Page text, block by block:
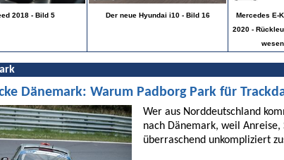
2018 - Bild 5 Der neue Hyundai i10 - Bild 16
Mercedes E-
2020 -
Dänemark: Warum Padborg Park für
Wer aus Norddeutschland
nach Dänemark, weil
überraschend unkompliziert